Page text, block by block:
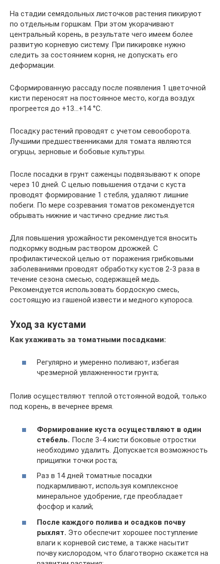
На стадии семядольных листочков растения пикируют
по отдельным горшкам. При этом укорачивают
центральный корень, в результате чего имеем более
развитую корневую систему. При пикировке нужно
следить за состоянием корня, не допускать его
деформации.
Сформированную рассаду после появления 1 цветочной
кисти переносят на постоянное место, когда воздух
прогреется до +13…+14 °C.
Посадку растений проводят с учетом севооборота.
Лучшими предшественниками для томата являются
огурцы, зерновые и бобовые культуры.
После посадки в грунт саженцы подвязывают к опоре
через 10 дней. С целью повышения отдачи с куста
проводят формирование 1 стебля, удаляют лишние
побеги. По мере созревания томатов рекомендуется
обрывать нижние и частично средние листья.
Для повышения урожайности рекомендуется вносить
подкормку водным раствором дрожжей. С
профилактической целью от поражения грибковыми
заболеваниями проводят обработку кустов 2-3 раза в
течение сезона смесью, содержащей медь.
Рекомендуется использовать бордоскую смесь,
состоящую из гашеной извести и медного купороса.
Уход за кустами
Как ухаживать за томатными посадками:
Регулярно и умеренно поливают, избегая
чрезмерной увлажненности грунта;
Полив осуществляют теплой отстоянной водой, только
под корень, в вечернее время.
Формирование куста осуществляют в один
стебель. После 3-4 кисти боковые отростки
необходимо удалить. Допускается возможность
прищипки точки роста;
Раз в 14 дней томатные посадки
подкармливают, используя комплексное
минеральное удобрение, где преобладает
фосфор и калий;
После каждого полива и осадков почву
рыхлят. Это обеспечит хорошее поступление
влаги к корневой системе, а также насытит
почву кислородом, что благотворно скажется на